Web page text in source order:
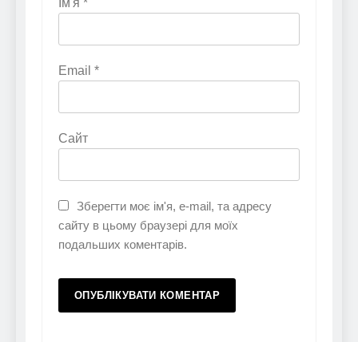
Ім'я *
Email *
Сайт
Зберегти моє ім'я, e-mail, та адресу
сайту в цьому браузері для моїх
подальших коментарів.